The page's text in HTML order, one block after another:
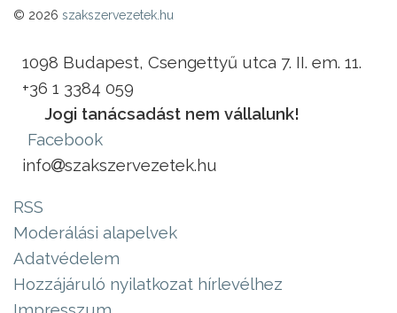
© 2026 szakszervezetek.hu
1098 Budapest, Csengettyű utca 7. II. em. 11.
+36 1 3384 059
Jogi tanácsadást nem vállalunk!
Facebook
info
szakszervezetek.hu
RSS
Moderálási alapelvek
Adatvédelem
Hozzájáruló nyilatkozat hírlevélhez